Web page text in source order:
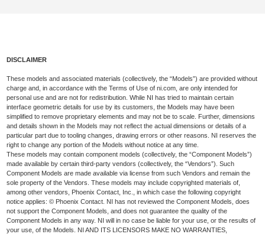
DISCLAIMER
These models and associated materials (collectively, the “Models”) are provided without
charge and, in accordance with the Terms of Use of ni.com, are only intended for
personal use and are not for redistribution. While NI has tried to maintain certain
interface geometric details for use by its customers, the Models may have been
simplified to remove proprietary elements and may not be to scale. Further, dimensions
and details shown in the Models may not reflect the actual dimensions or details of a
particular part due to tooling changes, drawing errors or other reasons. NI reserves the
right to change any portion of the Models without notice at any time.
These models may contain component models (collectively, the “Component Models”)
made available by certain third-party vendors (collectively, the “Vendors”). Such
Component Models are made available via license from such Vendors and remain the
sole property of the Vendors. These models may include copyrighted materials of,
among other vendors, Phoenix Contact, Inc., in which case the following copyright
notice applies: © Phoenix Contact. NI has not reviewed the Component Models, does
not support the Component Models, and does not guarantee the quality of the
Component Models in any way. NI will in no case be liable for your use, or the results of
your use, of the Models. NI AND ITS LICENSORS MAKE NO WARRANTIES,